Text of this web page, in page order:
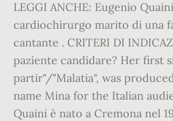
LEGGI ANCHE: Eugenio
cardiochirurgo marito di una
cantante . CRITERI DI
paziente candidare? Her first
partir"/"Malatia", was
name Mina for the Italian
Quaini è nato a Cremona nel